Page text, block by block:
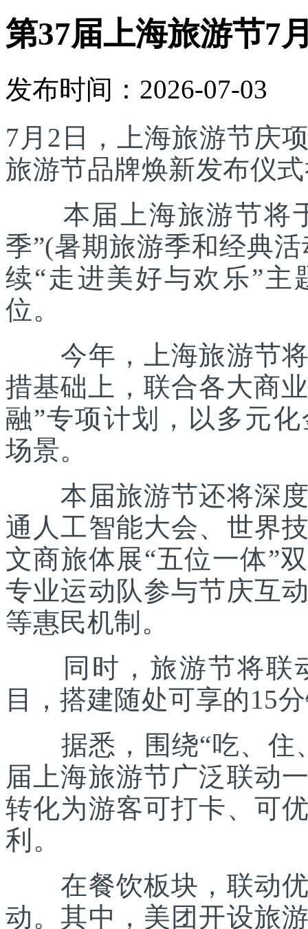
第37届上海旅游节7
发布时间：2026-07-03
7月2日，上海旅游节庆
旅游节品牌焕新发布仪
本届上海旅游节将于
季”(暑期旅游季和经典
续“走进美好与欢乐”主
位。
今年，上海旅游节将
措基础上，联合各大商
融”专项计划，以多元
场景。
本届旅游节还将深度
通人工智能大会、世界
文商旅体展“五位一体”
专业运动队参与节庆互
等惠民机制。
同时，旅游节将联
目，搭建随处可享的15
据悉，围绕“吃、住
届上海旅游节广泛联动
转化为游客可打卡、可
利。
在餐饮板块，联动优
动。其中，美团开设旅